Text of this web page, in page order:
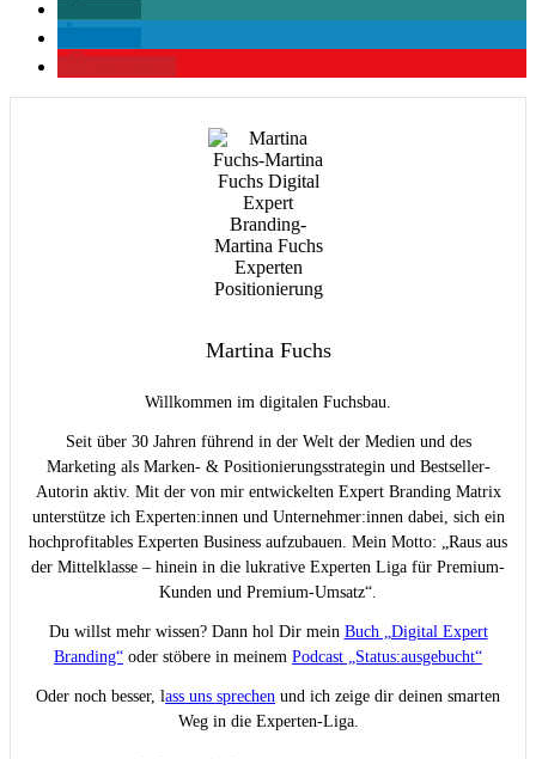
Martina Fuchs
Willkommen im digitalen Fuchsbau.
Seit über 30 Jahren führend in der Welt der Medien und des
Marketing als Marken- & Positionierungsstrategin und Bestseller-
Autorin aktiv. Mit der von mir entwickelten Expert Branding Matrix
unterstütze ich Experten:innen und Unternehmer:innen dabei, sich ein
hochprofitables Experten Business aufzubauen. Mein Motto: „Raus aus
der Mittelklasse – hinein in die lukrative Experten Liga für Premium-
Kunden und Premium-Umsatz“.
Du willst mehr wissen? Dann hol Dir mein Buch „Digital Expert
Branding“ oder stöbere in meinem Podcast „Status:ausgebucht“
Oder noch besser, lass uns sprechen und ich zeige dir deinen smarten
Weg in die Experten-Liga.